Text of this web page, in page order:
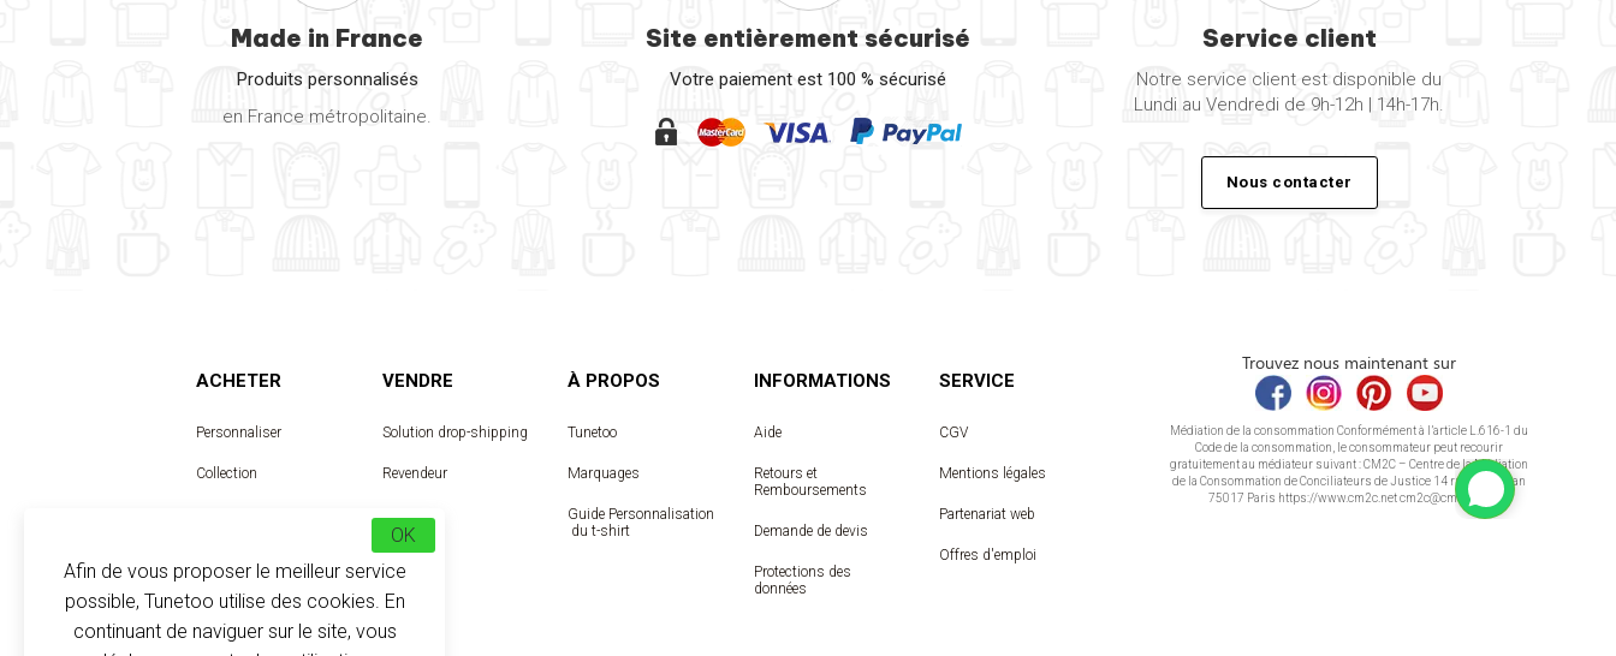
Made in France
Produits personnalisés
en France métropolitaine.
Site entièrement sécurisé
Votre paiement est 100 % sécurisé
Service client
Notre service client est disponible du
Lundi au Vendredi de 9h-12h | 14h-17h.
Nous contacter
ACHETER
Personnaliser
Collection
VENDRE
Solution drop-shipping
Revendeur
Designer
À PROPOS
Tunetoo
Marquages
Guide Personnalisation
du t-shirt
INFORMATIONS
Aide
Retours et
Remboursements
Demande de devis
Protections des
données
SERVICE
CGV
Mentions légales
Partenariat web
Offres d'emploi
Trouvez nous maintenant sur
Médiation de la consommation Conformément à l’article L.616-1 du
Code de la consommation, le consommateur peut recourir
gratuitement au médiateur suivant : CM2C – Centre de la Médiation
de la Consommation de Conciliateurs de Justice 14 rue Saint Jean
75017 Paris https://www.cm2c.net cm2c@cm2c.net
Afin de vous proposer le meilleur service
possible, Tunetoo utilise des cookies. En
continuant de naviguer sur le site, vous
OK